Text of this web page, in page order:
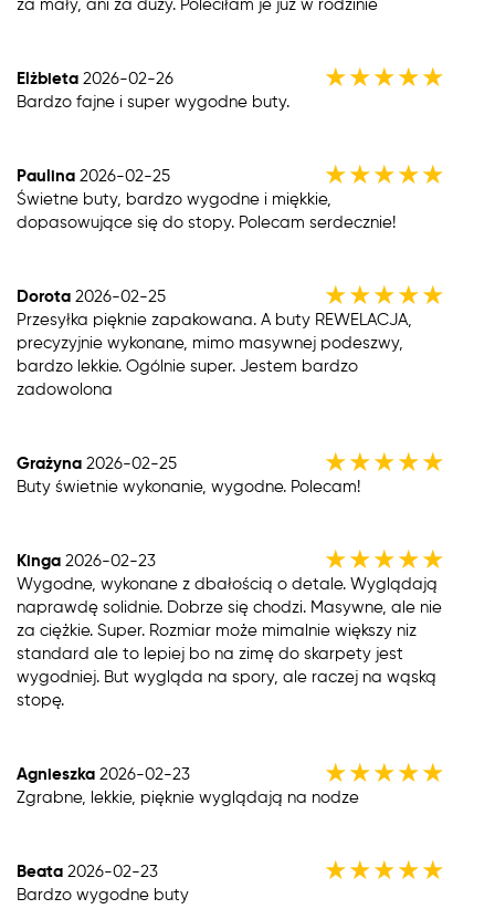
za mały, ani za duży. Poleciłam je już w rodzinie
Elżbieta 2026-02-26 ★★★★★
Bardzo fajne i super wygodne buty.
Paulina 2026-02-25 ★★★★★
Świetne buty, bardzo wygodne i miękkie,
dopasowujące się do stopy. Polecam serdecznie!
Dorota 2026-02-25 ★★★★★
Przesyłka pięknie zapakowana. A buty REWELACJA,
precyzyjnie wykonane, mimo masywnej podeszwy,
bardzo lekkie. Ogólnie super. Jestem bardzo
zadowolona
Grażyna 2026-02-25 ★★★★★
Buty świetnie wykonanie, wygodne. Polecam!
Kinga 2026-02-23 ★★★★★
Wygodne, wykonane z dbałością o detale. Wyglądają
naprawdę solidnie. Dobrze się chodzi. Masywne, ale nie
za ciężkie. Super. Rozmiar może mimalnie większy niz
standard ale to lepiej bo na zimę do skarpety jest
wygodniej. But wygląda na spory, ale raczej na wąską
stopę.
Agnieszka 2026-02-23 ★★★★★
Zgrabne, lekkie, pięknie wyglądają na nodze
Beata 2026-02-23 ★★★★★
Bardzo wygodne buty